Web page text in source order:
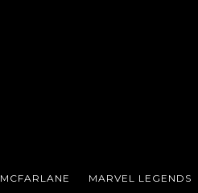
MCFARLANE MARVEL LEGENDS